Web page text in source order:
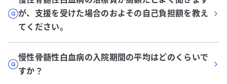
が、支援を受けた場合のおよその自己負担額を教え
てください。
慢性骨髄性白血病の入院期間の平均はどのくらいで
すか？